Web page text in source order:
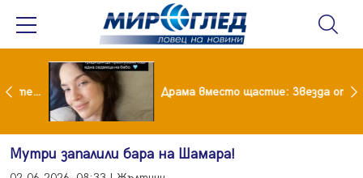
Лияна пропищя от изкуствения интелект Драма вместо щастие: Звезда от "Татковци" е в болница с високорискова бременност
Мутри запалили бара на Шамара!